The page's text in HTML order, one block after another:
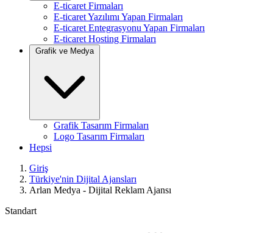
E-ticaret Firmaları
E-ticaret Yazılımı Yapan Firmaları
E-ticaret Entegrasyonu Yapan Firmaları
E-ticaret Hosting Firmaları
Grafik ve Medya
Grafik Tasarım Firmaları
Logo Tasarım Firmaları
Hepsi
Giriş
Türkiye'nin Dijital Ajansları
Arlan Medya - Dijital Reklam Ajansı
Standart